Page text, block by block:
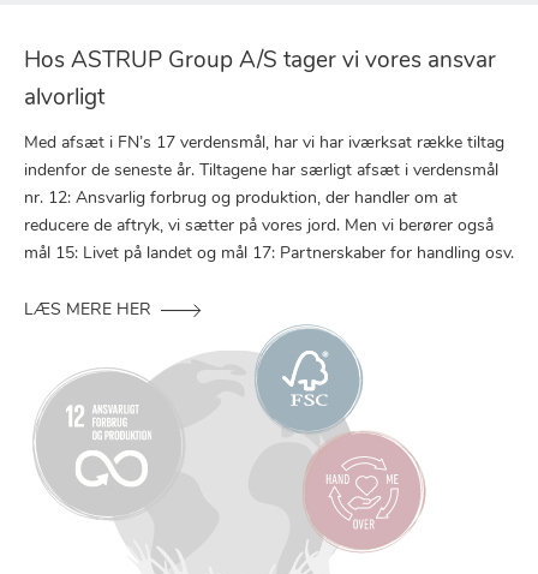
Hos ASTRUP Group A/S tager vi vores ansvar
alvorligt
Med afsæt i FN’s 17 verdensmål, har vi har iværksat række tiltag
indenfor de seneste år. Tiltagene har særligt afsæt i verdensmål
nr. 12: Ansvarlig forbrug og produktion, der handler om at
reducere de aftryk, vi sætter på vores jord. Men vi berører også
mål 15: Livet på landet og mål 17: Partnerskaber for handling osv.
LÆS MERE HER